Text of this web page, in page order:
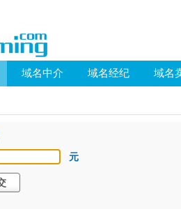
域名中介 域名经纪 域名
元